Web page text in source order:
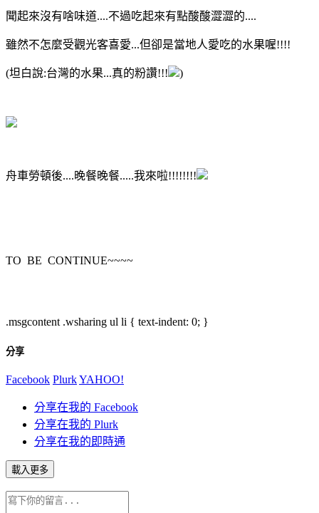
聞起來沒有啥味道....不過吃起來有點酸酸澀澀的....
雖然不怎麼受觀光客喜愛...但卻是當地人愛吃的水果喔!!!!
(坦白說:台灣的水果...真的粉讚!!! )
舟車勞頓後....晚餐晚餐.....我來啦!!!!!!!!
TO BE CONTINUE~~~~
.msgcontent .wsharing ul li { text-indent: 0; }
分享
Facebook PlurkYAHOO!
分享在我的 Facebook
分享在我的 Plurk
分享在我的即時通
載入更多